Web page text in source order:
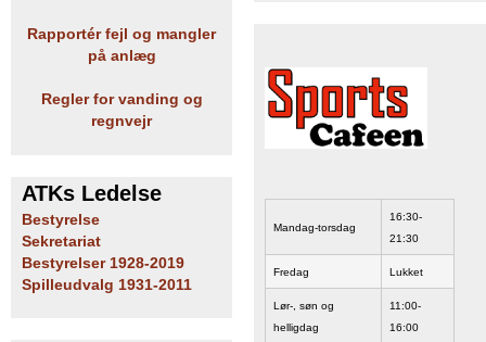
Rapportér fejl og mangler
på anlæg
Regler for vanding og
regnvejr
ATKs Ledelse
Bestyrelse
Sekretariat
Bestyrelser 1928-2019
Spilleudvalg 1931-2011
Mandag-torsdag
16:30-
21:30
Fredag Lukket
Lør-, søn og
helligdag
11:00-
16:00